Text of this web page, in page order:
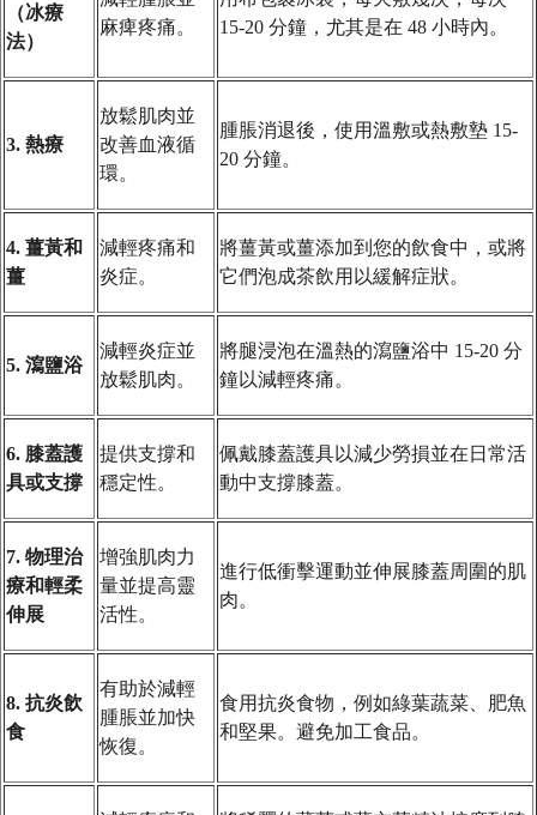
（冰療
法）
麻痺疼痛。
15-20 分鐘，尤其是在 48 小時內。
3. 熱療
放鬆肌肉並
改善血液循
環。
腫脹消退後，使用溫敷或熱敷墊 15-
20 分鐘。
4. 薑黃和
薑
減輕疼痛和
炎症。
將薑黃或薑添加到您的飲食中，或將
它們泡成茶飲用以緩解症狀。
5. 瀉鹽浴
減輕炎症並
放鬆肌肉。
將腿浸泡在溫熱的瀉鹽浴中 15-20 分
鐘以減輕疼痛。
6. 膝蓋護
具或支撐
提供支撐和
穩定性。
佩戴膝蓋護具以減少勞損並在日常活
動中支撐膝蓋。
7. 物理治
療和輕柔
伸展
增強肌肉力
量並提高靈
活性。
進行低衝擊運動並伸展膝蓋周圍的肌
肉。
8. 抗炎飲
食
有助於減輕
腫脹並加快
恢復。
食用抗炎食物，例如綠葉蔬菜、肥魚
和堅果。避免加工食品。